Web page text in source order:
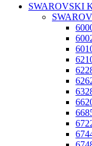
SWAROVSKI